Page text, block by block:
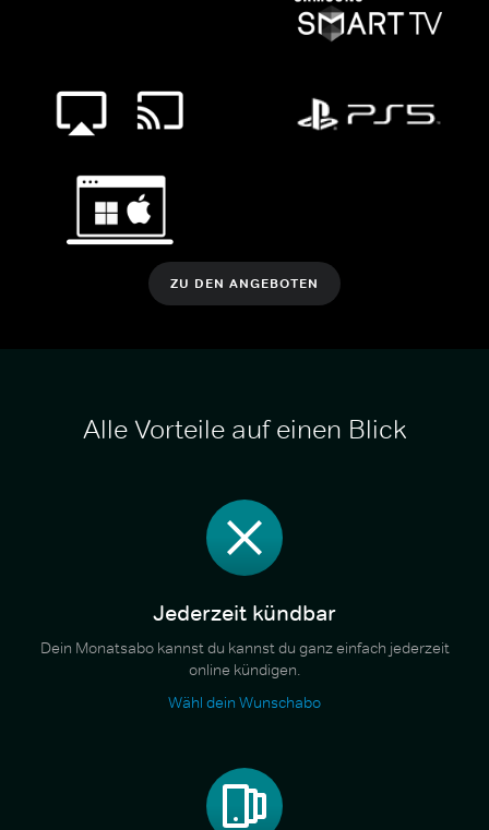
ZU DEN ANGEBOTEN
Alle Vorteile auf einen Blick
Jederzeit kündbar
Dein Monatsabo kannst du kannst du ganz einfach jederzeit
online kündigen.
Wähl dein Wunschabo